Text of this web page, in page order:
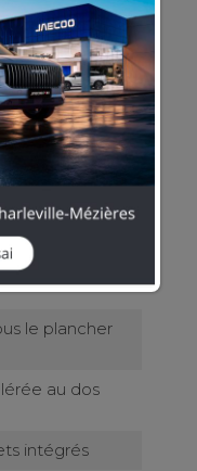
et protection
actives
avant
«
le plancher
au dos
intégrés